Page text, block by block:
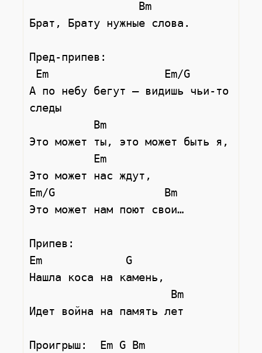
Брат, Брату нужные слова.
Пред-припев:
А по небу бегут – видишь чьи-то
следы
Это может ты, это может быть я,
Это может нас ждут,
Em/G                 Bm
Это может нам поют свои…
Припев:
Em             G
Нашла коса на камень,
Идет война на память лет
Проигрыш:  Em G Bm